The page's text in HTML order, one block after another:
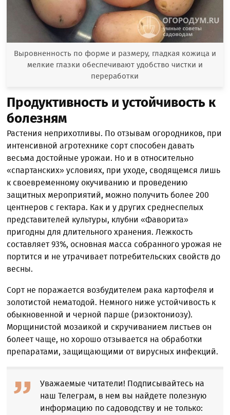
Выровненность по форме и размеру, гладкая кожица и
мелкие глазки обеспечивают удобство чистки и
переработки
Продуктивность и устойчивость к
болезням
Растения неприхотливы. По отзывам огородников, при
интенсивной агротехнике сорт способен давать
весьма достойные урожаи. Но и в относительно
«спартанских» условиях, при уходе, сводящемся лишь
к своевременному окучиванию и проведению
защитных мероприятий, можно получить более 200
центнеров с гектара. Как и у других среднеспелых
представителей культуры, клубни «Фаворита»
пригодны для длительного хранения. Лежкость
составляет 93%, основная масса собранного урожая не
портится и не утрачивает потребительских свойств до
весны.
Сорт не поражается возбудителем рака картофеля и
золотистой нематодой. Немного ниже устойчивость к
обыкновенной и черной парше (ризоктониозу).
Морщинистой мозаикой и скручиванием листьев он
болеет чаще, но хорошо отзывается на обработки
препаратами, защищающими от вирусных инфекций.
Уважаемые читатели! Подписывайтесь на
наш Телеграм, в нем вы найдете полезную
информацию по садоводству и не только: